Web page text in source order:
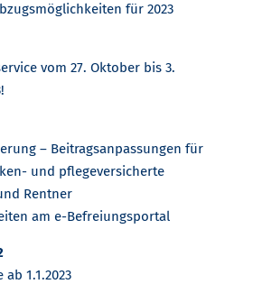
für 2023
vom 27. Oktober bis 3.
– Beitragsanpassungen für
und pflegeversicherte
Rentner
am e-Befreiungsportal
1.1.2023